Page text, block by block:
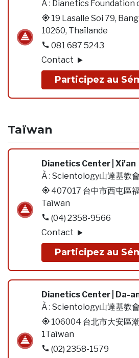
À : Dianetics Foundation
19 Lasalle Soi 79,
10260, Thaïlande
081 687 5243
Contact
Participez au
Taïwan
Dianetics Center | Xi'an
À : Scientology山達基教
407017 台中市西屯區
Taïwan
(04) 2358-9566
Contact
Participez au
Dianetics Center | Da-
À : Scientology山達基教
106004 台北市大安區
1Taïwan
(02) 2358-1579